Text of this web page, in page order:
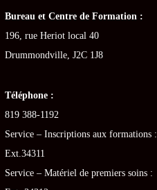
Bureau et Centre de Formation :
196, rue Heriot local 40
Drummondville, J2C 1J8
Téléphone :
819 388-1192
Service – Inscriptions aux formations :
Ext.34311
Service – Matériel de premiers soins :